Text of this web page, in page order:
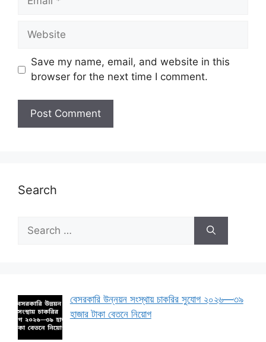
Website
Save my name, email, and website in this
browser for the next time I comment.
Search
for:
বেসরকারি উন্নয়ন সংস্থায় চাকরির সুযোগ ২০২৬—৩৯
হাজার টাকা বেতনে নিয়োগ